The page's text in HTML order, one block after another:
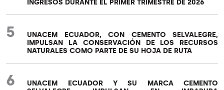
INGRESOS DURANTE EL PRIMER TRIMESTRE DE 2026
5
UNACEM ECUADOR, CON CEMENTO SELVALEGRE,
IMPULSAN LA CONSERVACIÓN DE LOS RECURSOS
NATURALES COMO PARTE DE SU HOJA DE RUTA
6
UNACEM ECUADOR Y SU MARCA CEMENTO